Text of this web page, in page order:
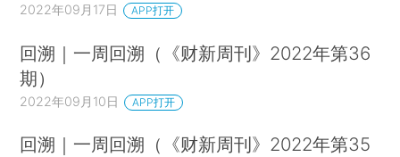
2022年09月17日 APP打开
回溯｜一周回溯（《财新周刊》2022年第36
期）
2022年09月10日 APP打开
回溯｜一周回溯（《财新周刊》2022年第35